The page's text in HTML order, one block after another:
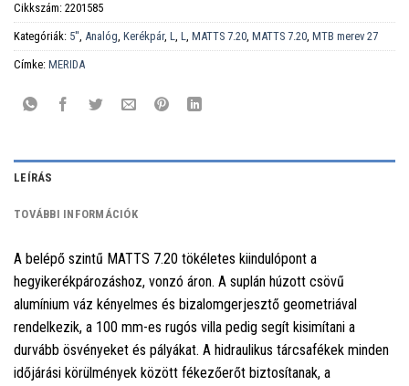
Cikkszám: 2201585
Kategóriák: 5'', Analóg, Kerékpár, L, L, MATTS 7.20, MATTS 7.20, MTB merev 27
Címke: MERIDA
LEÍRÁS
TOVÁBBI INFORMÁCIÓK
A belépő szintű MATTS 7.20 tökéletes kiindulópont a
hegyikerékpározáshoz, vonzó áron. A suplán húzott csövű
alumínium váz kényelmes és bizalomgerjesztő geometriával
rendelkezik, a 100 mm-es rugós villa pedig segít kisimítani a
durvább ösvényeket és pályákat. A hidraulikus tárcsafékek minden
időjárási körülmények között fékezőerőt biztosítanak, a